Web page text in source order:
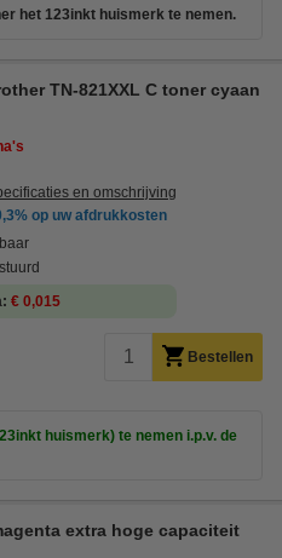
het 123inkt huismerk te nemen.
TN-821XXL C toner cyaan
en omschrijving
op uw afdrukkosten
€ 0,015
Bestellen
huismerk) te nemen i.p.v. de
extra hoge capaciteit